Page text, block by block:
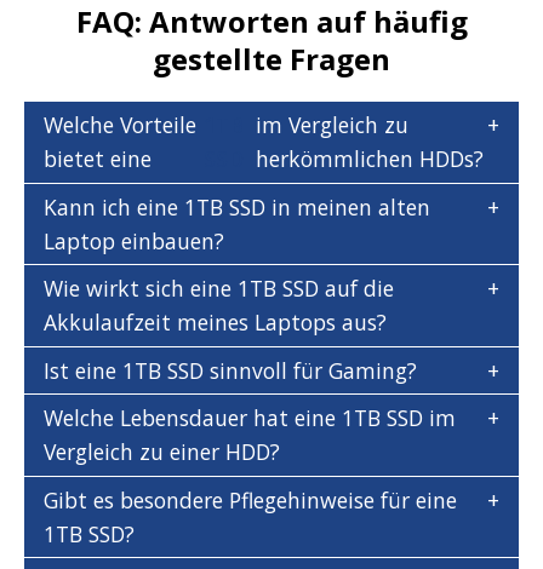
FAQ: Antworten auf häufig
gestellte Fragen
Welche Vorteile
bietet eine
im Vergleich zu
herkömmlichen HDDs?
Kann ich eine 1TB SSD in meinen alten
Laptop einbauen?
Wie wirkt sich eine 1TB SSD auf die
Akkulaufzeit meines Laptops aus?
Ist eine 1TB SSD sinnvoll für Gaming?
Welche Lebensdauer hat eine 1TB SSD im
Vergleich zu einer HDD?
Gibt es besondere Pflegehinweise für eine
1TB SSD?